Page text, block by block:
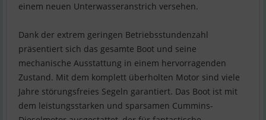
einem neuen Unterwasseranstrich versehen.
Dank der extrem geringen Betriebsstundenzahl
präsentiert sich das gesamte Boot und seine
mechanische Ausstattung in einem hervorragenden
Zustand. Mit dem komplett überholten Motor sind viele
Jahre störungsfreies Segeln garantiert. Das Boot ist mit
dem leistungsstarken und sparsamen Cummins-